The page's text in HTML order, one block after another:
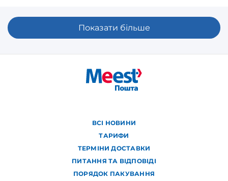
Показати більше
ВСІ НОВИНИ
ТАРИФИ
ТЕРМІНИ ДОСТАВКИ
ПИТАННЯ ТА ВІДПОВІДІ
ПОРЯДОК ПАКУВАННЯ